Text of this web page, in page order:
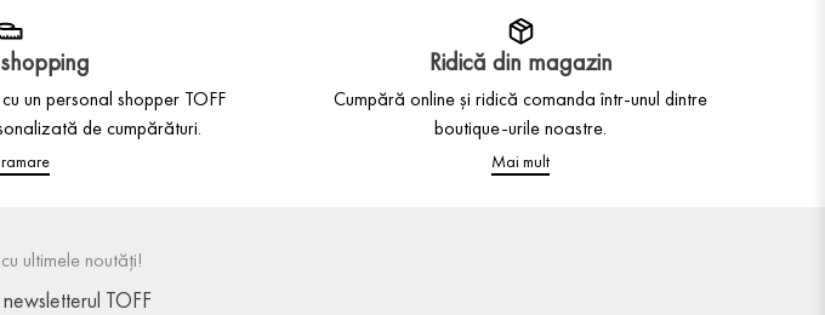
un personal shopper TOFF
de cumpărături.
Ridică din magazin
Cumpără online și ridică comanda într-unul dintre
boutique-urile noastre.
Mai mult
ultimele noutăți!
TOFF